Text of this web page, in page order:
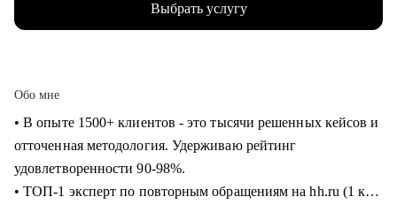
Выбрать услугу
Обо мне
• В опыте 1500+ клиентов - это тысячи решенных кейсов и
отточенная методология. Удерживаю рейтинг
удовлетворенности 90-98%.
• ТОП-1 эксперт по повторным обращениям на hh.ru (1 кв.